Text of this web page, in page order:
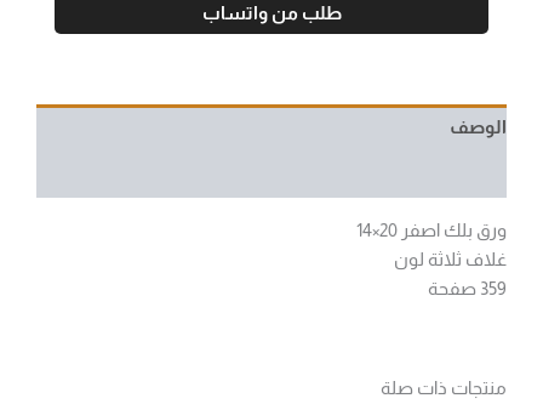
طلب من واتساب
الوصف
ورق بلك اصفر 20×14
غلاف ثلاثة لون
359 صفحة
منتجات ذات صلة